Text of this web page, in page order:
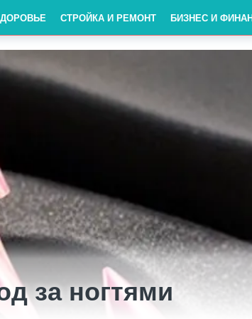
СТРОЙКА И РЕМОНТ БИЗНЕС И
за ногтями